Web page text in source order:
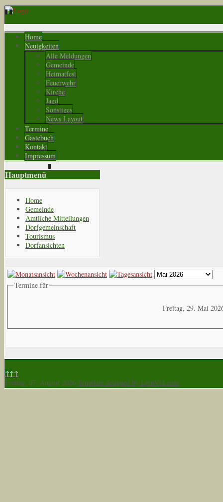
Home
Neuigkeiten
Alle Meldungen
Gemeinde
Heimatfest
Feuerwehr
Kirche
Jagd
Sonstiges
News Layout
Termine
Gästebuch
Kontakt
Impressum
Hauptmenü
Home
Gemeinde
Amtliche Mitteilungen
Dorfgemeinschaft
Tourismus
Dorfansichten
Termine für
Freitag, 29. Mai
↑↑↑
Freitag, 07. August 2026 Template designed by LernVid.com